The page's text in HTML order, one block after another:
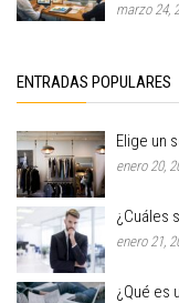
marzo 24,
ENTRADAS POPULARES
Elige un
enero 20,
¿Cuáles
enero 21,
¿Qué es